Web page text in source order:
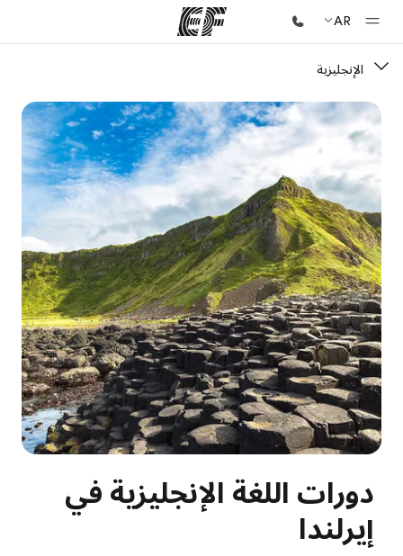
AR
الصفحة الرئيسية
أهلا بكم في إي أف
برامج
شاهد كل ما نقوم به
مكاتب
أعثر على مكتب قريب منك
نبذة عنا
من نحن
وظائف
إنضم إلى الفريق
الإنجليزية
دورات اللغة الإنجليزية في
إيرلندا